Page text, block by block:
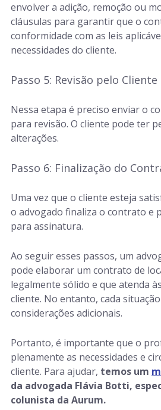
envolver a adição, remoção ou
cláusulas para garantir que o
conformidade com as leis
necessidades do cliente.
Passo 5: Revisão pelo Cliente
Nessa etapa é preciso enviar o
para revisão. O cliente pode ter
alterações.
Passo 6: Finalização do
Uma vez que o cliente esteja
o advogado finaliza o contrato e
para assinatura.
Ao seguir esses passos, um
pode elaborar um contrato de
legalmente sólido e que atenda
cliente. No entanto, cada
considerações adicionais.
Portanto, é importante que o
plenamente as necessidades e
cliente. Para ajudar, temos um
da advogada Flávia Botti,
colunista da Aurum.